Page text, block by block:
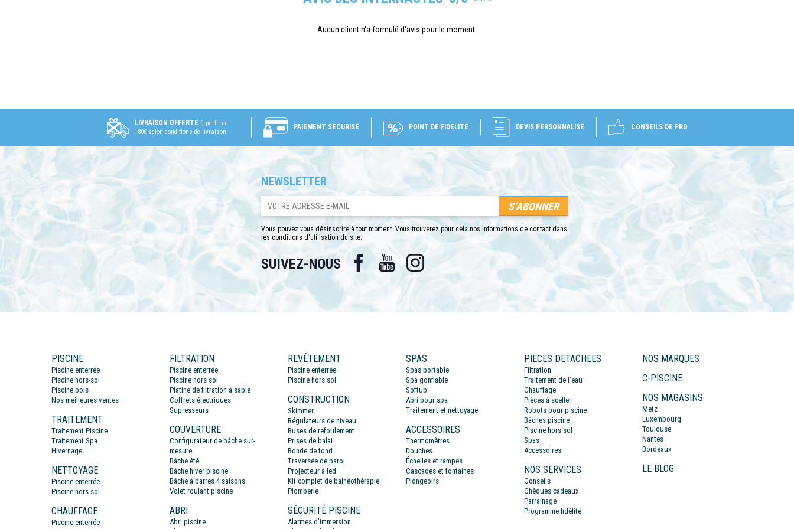
Aucun client n'a formulé d'avis pour le moment.
LIVRAISON OFFERTE à partir de
180€ selon conditions de livraison
PAIEMENT SÉCURISÉ POINT DE FIDÉLITÉ DEVIS PERSONNALISÉ CONSEILS DE PRO
NEWSLETTER
Vous pouvez vous désinscrire à tout moment. Vous trouverez pour cela nos informations de contact dans
les conditions d'utilisation du site.
SUIVEZ-NOUS Facebook YouTube
PISCINE
Piscine enterrée
Piscine hors-sol
Piscine bois
Nos meilleures ventes
TRAITEMENT
Traitement Piscine
Traitement Spa
Hivernage
NETTOYAGE
Piscine enterrée
Piscine hors sol
CHAUFFAGE
Piscine enterrée
FILTRATION
Piscine enterrée
Piscine hors sol
Platine de filtration à sable
Coffrets électriques
Supresseurs
COUVERTURE
Configurateur de bâche sur-
mesure
Bâche été
Bâche hiver piscine
Bâche à barres 4 saisons
Volet roulant piscine
ABRI
Abri piscine
REVÊTEMENT
Piscine enterrée
Piscine hors sol
CONSTRUCTION
Skimmer
Régulateurs de niveau
Buses de refoulement
Prises de balai
Bonde de fond
Traversée de paroi
Projecteur à led
Kit complet de balnéothérapie
Plomberie
SÉCURITÉ PISCINE
Alarmes d’immersion
SPAS
Spas portable
Spa gonflable
Softub
Abri pour spa
Traitement et nettoyage
ACCESSOIRES
Thermomètres
Douches
Échelles et rampes
Cascades et fontaines
Plongeoirs
PIECES DETACHEES
Filtration
Traitement de l’eau
Chauffage
Pièces à sceller
Robots pour piscine
Bâches piscine
Piscine hors sol
Spas
Accessoires
NOS SERVICES
Conseils
Chèques cadeaux
Parrainage
Programme fidélité
NOS MARQUES
C-PISCINE
NOS MAGASINS
Metz
Luxembourg
Toulouse
Nantes
Bordeaux
LE BLOG